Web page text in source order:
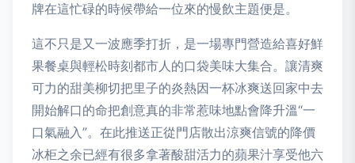
牌在這忙碌的時候帶給一位來的慢飲主題便是。
這不只是又一波應季打折，是一場專門營造給喜好鮮
果餐桌與輕松時刻都市人的口袋美味大集合。讓清爽
可力的甜美柳切把里子的炎熱因一杯冰爽送回家中去
開始解口的命把創意真的非常惹味地點會降升溫“一
口氣融入”。在此推送正從門店散出涼爽信號的降價
冰柜之余已經有很多拿著酸甜活力的蘋果汁享受他六